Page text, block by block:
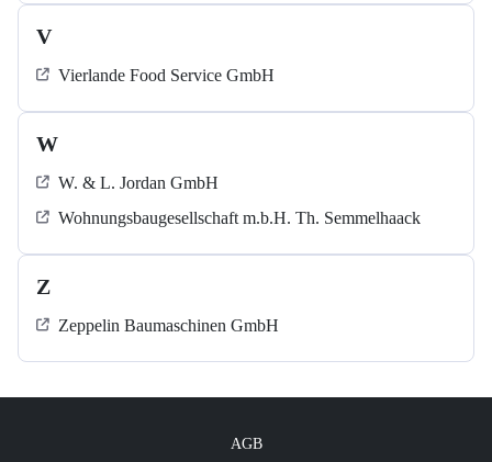
V
Vierlande Food Service GmbH
W
W. & L. Jordan GmbH
Wohnungsbaugesellschaft m.b.H. Th. Semmelhaack
Z
Zeppelin Baumaschinen GmbH
AGB